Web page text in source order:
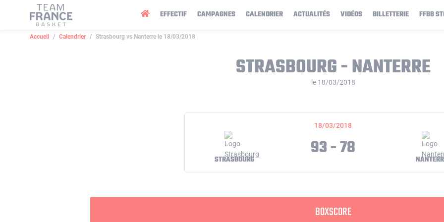
EFFECTIF CAMPAGNES CALENDRIER ACTUALITÉS VIDÉOS BILLETTERIE FFBB
Accueil Calendrier Strasbourg vs Nanterre le 18/03/2018
STRASBOURG - NANTERRE
le 18/03/2018
18/03/2018
STRASBOURG 93 - 78
BOXSCORE
Panneau de gestion des cookies